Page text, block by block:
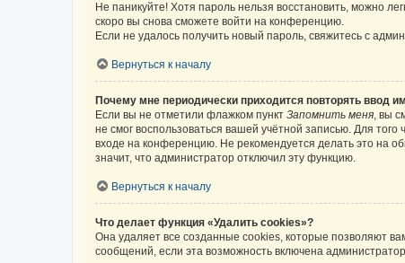
Не паникуйте! Хотя пароль нельзя восстановить, можно
скоро вы снова сможете войти на конференцию.
Если не удалось получить новый пароль, свяжитесь с
Вернуться к началу
Почему мне периодически приходится повторять ввод
Если вы не отметили флажком пункт Запомнить меня, вы
не смог воспользоваться вашей учётной записью. Для
входе на конференцию. Не рекомендуется делать это на
значит, что администратор отключил эту функцию.
Вернуться к началу
Что делает функция «Удалить cookies»?
Она удаляет все созданные cookies, которые позволяют
сообщений, если эта возможность включена